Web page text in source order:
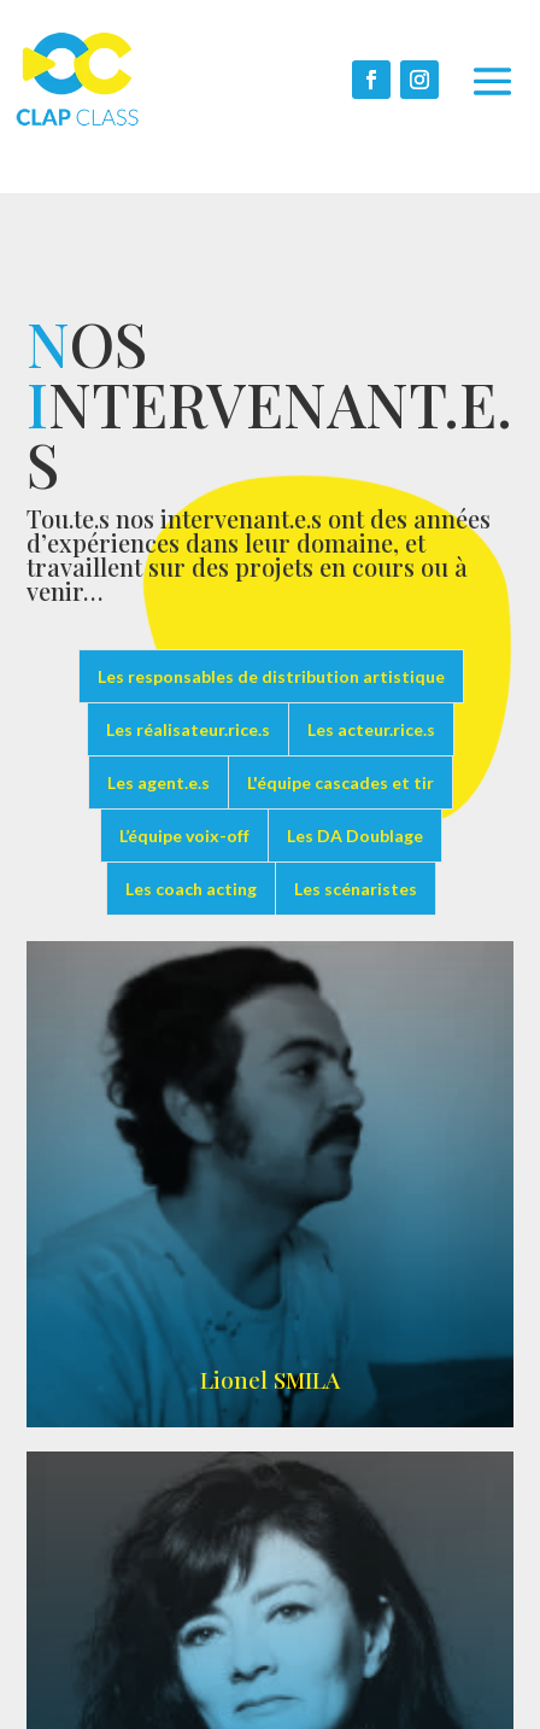
NOS
INTERVENANT.E.
S
Tou.te.s nos intervenant.e.s ont des années
d’expériences dans leur domaine, et
travaillent sur des projets en cours ou à
venir…
Les responsables de distribution artistique
Les réalisateur.rice.s Les acteur.rice.s
Les agent.e.s L'équipe cascades et tir
L’équipe voix-off Les DA Doublage
Les coach acting Les scénaristes
Lionel SMILA